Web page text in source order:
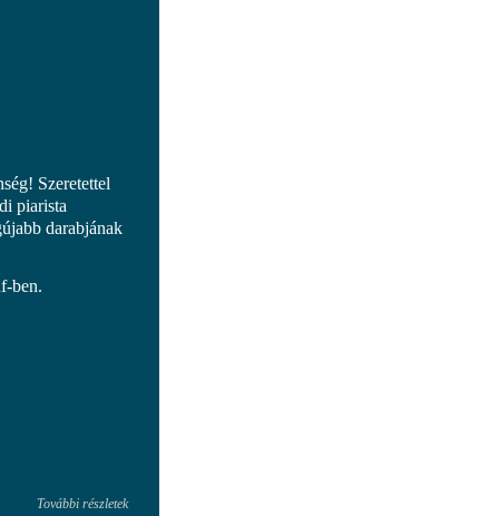
Szeretettel
piarista
darabjának
ben.
További részletek